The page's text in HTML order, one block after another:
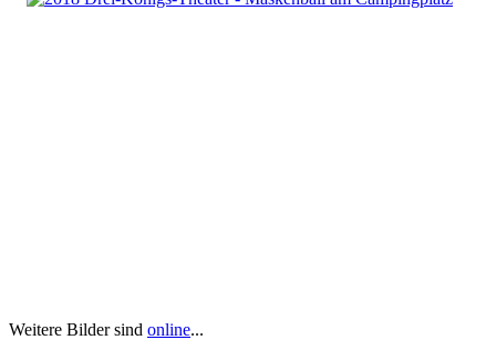
Weitere Bilder sind online...